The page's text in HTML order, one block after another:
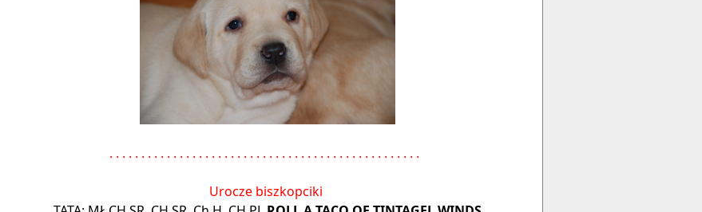
. . . . . . . . . . . . . . . . . . . . . . . . . . . . . . . . . . . . . . . . . . . . . . . . .
Urocze biszkopciki